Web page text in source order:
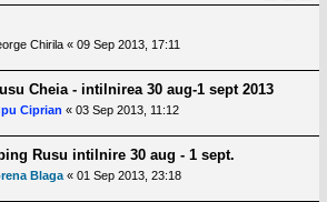
Chirila « 09 Sep 2013, 17:11
Cheia - intilnirea 30 aug-1 sept 2013
Ciprian « 03 Sep 2013, 11:12
Rusu intilnire 30 aug - 1 sept.
Blaga « 01 Sep 2013, 23:18